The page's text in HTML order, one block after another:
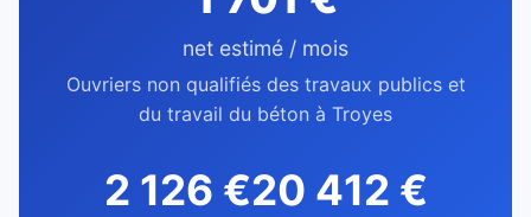
net estimé / mois
Ouvriers non qualifiés des travaux publics et
du travail du béton à Troyes
2 126 €20 412 €